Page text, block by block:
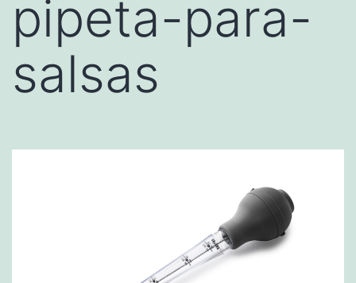
pipeta-para-
salsas